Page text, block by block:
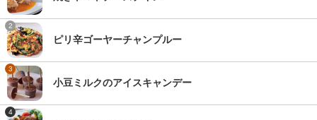
2
ピリ辛ゴーヤーチャンプルー
3
小豆ミルクのアイスキャンデー
4